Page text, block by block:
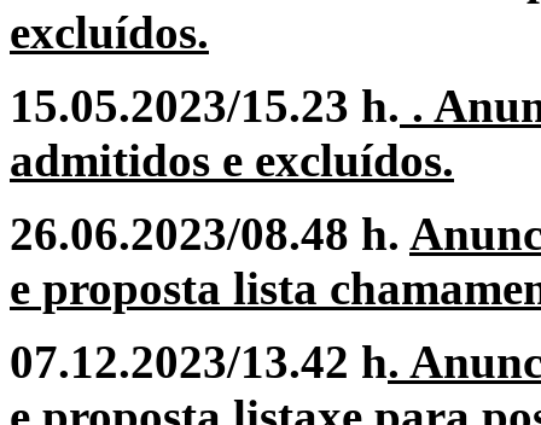
excluídos.
15.05.2023/15.23 h. .
admitidos e excluídos.
26.06.2023/08.48 h.
e proposta lista
07.12.2023/13.42 h.